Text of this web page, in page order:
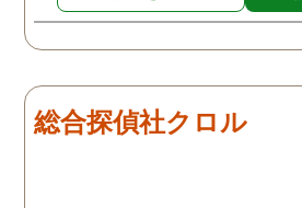
所の皆様にお世話になった
ので、クチコミの方書かせ
ていただきます。ありがと
うございました。
総合探偵社クロル